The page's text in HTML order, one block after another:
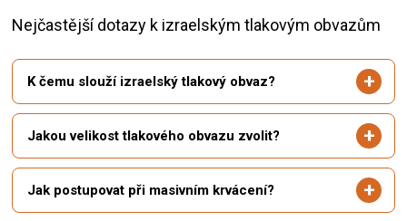
Nejčastější dotazy k izraelským tlakovým obvazům
K čemu slouží izraelský tlakový obvaz?
Jakou velikost tlakového obvazu zvolit?
Jak postupovat při masivním krvácení?